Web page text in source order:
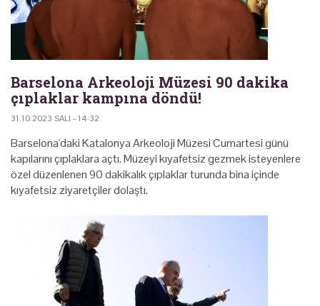
Barselona Arkeoloji Müzesi 90 dakika
çıplaklar kampına döndü!
31.10.2023 SALI - 14:32
Barselona'daki Katalonya Arkeoloji Müzesi Cumartesi günü
kapılarını çıplaklara açtı. Müzeyi kıyafetsiz gezmek isteyenlere
özel düzenlenen 90 dakikalık çıplaklar turunda bina içinde
kıyafetsiz ziyaretçiler dolaştı.